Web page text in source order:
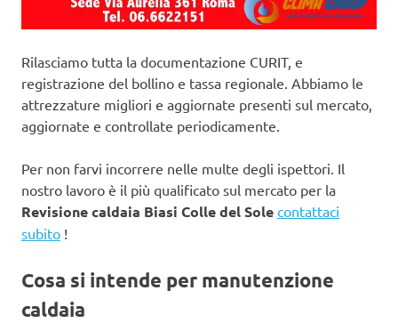
Rilasciamo tutta la documentazione CURIT, e
registrazione del bollino e tassa regionale. Abbiamo le
attrezzature migliori e aggiornate presenti sul mercato,
aggiornate e controllate periodicamente.
Per non farvi incorrere nelle multe degli ispettori. Il
nostro lavoro è il più qualificato sul mercato per la
Revisione caldaia Biasi Colle del Sole contattaci
subito !
Cosa si intende per manutenzione
caldaia